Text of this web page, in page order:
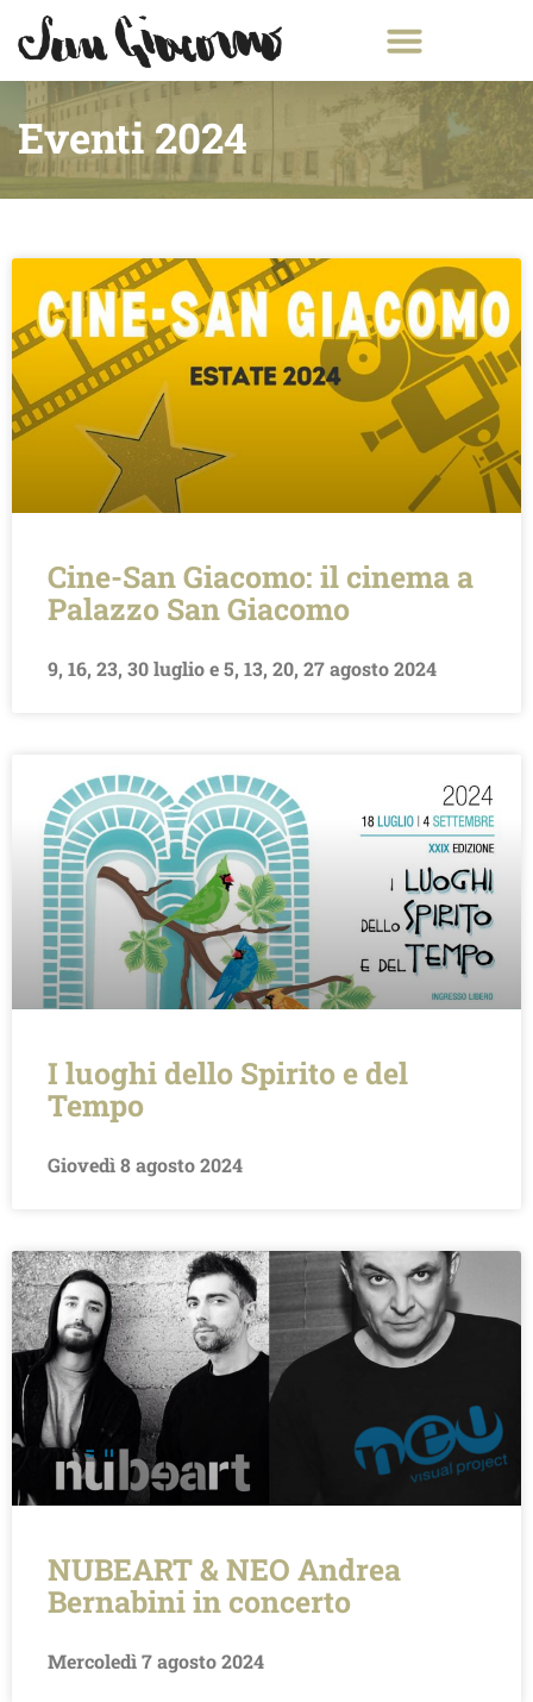
Eventi 2024
Cine-San Giacomo: il cinema a
Palazzo San Giacomo
9, 16, 23, 30 luglio e 5, 13, 20, 27 agosto 2024
I luoghi dello Spirito e del
Tempo
Giovedì 8 agosto 2024
NUBEART & NEO Andrea
Bernabini in concerto
Mercoledì 7 agosto 2024